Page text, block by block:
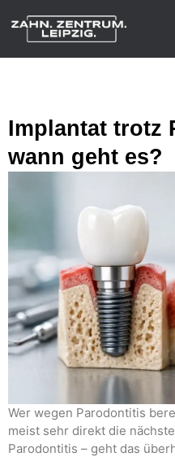
Implantat trotz
wann geht es?
Wer wegen Parodontitis
meist sehr direkt die
Parodontitis – geht das